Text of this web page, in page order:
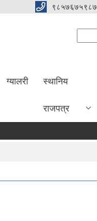
९८५७६७५९८७
ग्यालरी स्थानिय
राजपत्र